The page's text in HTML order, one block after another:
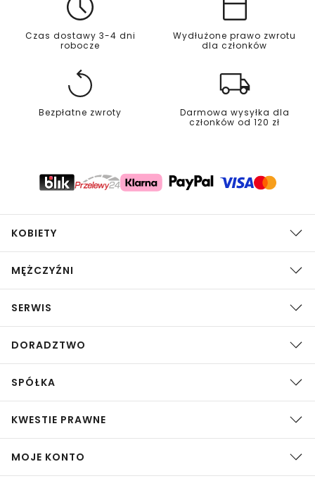
Czas dostawy 3-4 dni
robocze
Wydłużone prawo zwrotu
dla członków
Bezpłatne zwroty
Darmowa wysyłka dla
członków od 120 zł
KOBIETY
MĘŻCZYŹNI
SERWIS
DORADZTWO
SPÓŁKA
KWESTIE PRAWNE
MOJE KONTO